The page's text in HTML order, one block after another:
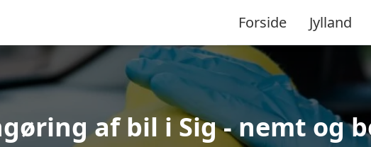
Forside Jylland
af bil i Sig - nemt og